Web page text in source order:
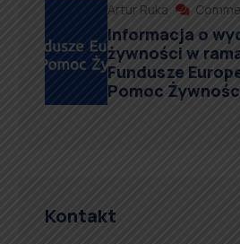
Artur Ruka
Informacja o
żywności w
Fundusze
Pomoc
Kontakt